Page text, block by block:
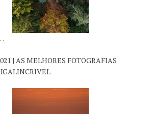
| AS MELHORES FOTOGRAFIAS